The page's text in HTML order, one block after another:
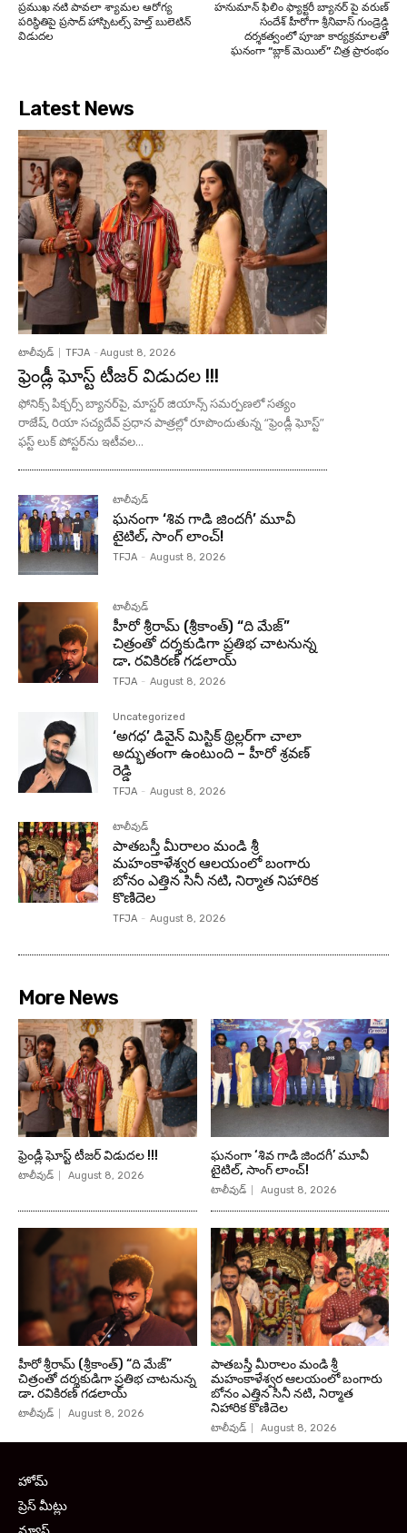
ప్రముఖ నటి పావలా శ్యామల ఆరోగ్య
పరిస్థితిపై ప్రసాద్ హాస్పిటల్స్‌ హెల్త్ బులెటిన్
విడుదల
హనుమాన్ ఫిలిం ఫ్యాక్టరీ బ్యానర్ పై వరుణ్
సందేశ్ హీరోగా శ్రీనివాస్ గుండ్రెడ్డి
దర్శకత్వంలో పూజా కార్యక్రమాలతో
ఘనంగా “బ్లాక్ మెయిల్” చిత్ర ప్రారంభం
Latest News
టాలీవుడ్ TFJA - August 8, 2026
ఫ్రెండ్లీ ఘోస్ట్ టీజర్ విడుదల !!!
ఫోనిక్స్ పిక్చర్స్ బ్యానర్‌పై, మాస్టర్ జియాన్స్ సమర్పణలో సత్యం
రాజేష్, రియా సచ్యదేవ్ ప్రధాన పాత్రల్లో రూపొందుతున్న “ఫ్రెండ్లీ ఘోస్ట్”
ఫస్ట్ లుక్ పోస్టర్‌ను ఇటీవల...
టాలీవుడ్
ఘనంగా ‘శివ గాడి జింద‌గీ’ మూవీ
టైటిల్, సాంగ్ లాంచ్!
TFJA - August 8, 2026
టాలీవుడ్
హీరో శ్రీరామ్ (శ్రీకాంత్) “ది మేజ్”
చిత్రంతో దర్శకుడిగా ప్రతిభ చాటనున్న
డా. రవికిరణ్ గడలాయ్
TFJA - August 8, 2026
Uncategorized
‘అగధ’ డివైన్ మిస్టిక్ థ్రిల్లర్‌గా చాలా
అద్భుతంగా ఉంటుంది – హీరో శ్రవణ్
రెడ్డి
TFJA - August 8, 2026
టాలీవుడ్
పాతబస్తీ మీరాలం మండి శ్రీ
మహంకాళేశ్వర ఆలయంలో బంగారు
బోనం ఎత్తిన సినీ నటి, నిర్మాత నిహారిక
కొణిదెల
TFJA - August 8, 2026
More News
ఫ్రెండ్లీ ఘోస్ట్ టీజర్ విడుదల !!!
టాలీవుడ్ August 8, 2026
ఘనంగా ‘శివ గాడి జింద‌గీ’ మూవీ
టైటిల్, సాంగ్ లాంచ్!
టాలీవుడ్ August 8, 2026
హీరో శ్రీరామ్ (శ్రీకాంత్) “ది మేజ్”
చిత్రంతో దర్శకుడిగా ప్రతిభ చాటనున్న
డా. రవికిరణ్ గడలాయ్
టాలీవుడ్ August 8, 2026
పాతబస్తీ మీరాలం మండి శ్రీ
మహంకాళేశ్వర ఆలయంలో బంగారు
బోనం ఎత్తిన సినీ నటి, నిర్మాత
నిహారిక కొణిదెల
టాలీవుడ్ August 8, 2026
హోమ్
ప్రెస్ మీట్లు